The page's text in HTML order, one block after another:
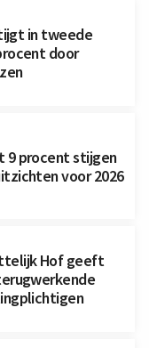
in tweede
door
9 procent stijgen
voor 2026
Hof geeft